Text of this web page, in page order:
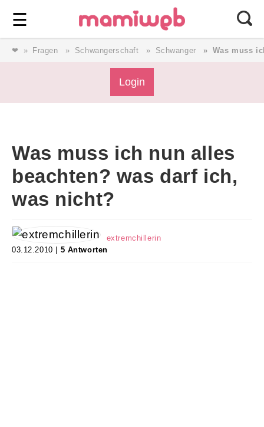
☰ ⎯ Wir lieben Familie ⎯
❤ Fragen Schwangerschaft Schwanger Was muss
Login
Was muss ich nun alles
beachten? was darf ich,
was nicht?
extremchillerin
03.12.2010 | 5 Antworten
Forum
Service
AGB & Impressum